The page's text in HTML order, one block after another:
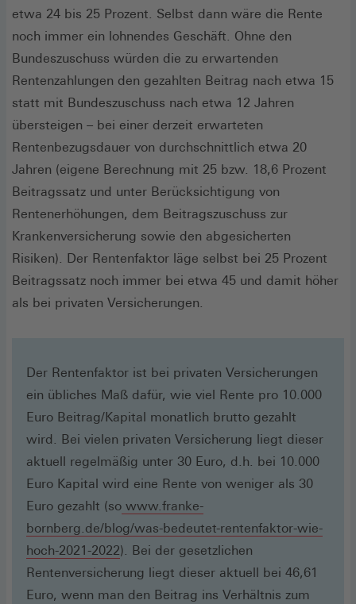
etwa 24 bis 25 Prozent. Selbst dann wäre die Rente
noch immer ein lohnendes Geschäft. Ohne den
Bundeszuschuss würden die zu erwartenden
Rentenzahlungen den gezahlten Beitrag nach etwa 15
statt mit Bundeszuschuss nach etwa 12 Jahren
übersteigen – bei einer derzeit erwarteten
Rentenbezugsdauer von durchschnittlich etwa 20
Jahren (eigene Berechnung mit 25 bzw. 18,6 Prozent
Beitragssatz und unter Berücksichtigung von
Rentenerhöhungen, dem Beitragszuschuss zur
Krankenversicherung sowie den abgesicherten
Risiken). Der Rentenfaktor läge selbst bei 25 Prozent
Beitragssatz noch immer bei etwa 45 und damit höher
als bei privaten Versicherungen.
Der Rentenfaktor ist bei privaten Versicherungen
ein übliches Maß dafür, wie viel Rente pro 10.000
Euro Beitrag/Kapital monatlich brutto gezahlt
wird. Bei vielen privaten Versicherung liegt dieser
aktuell regelmäßig unter 30 Euro, d.h. bei 10.000
Euro Kapital wird eine Rente von weniger als 30
Euro gezahlt (so www.franke-
bornberg.de/blog/was-bedeutet-rentenfaktor-wie-
hoch-2021-2022(Öffnet
in
einem
). Bei der gesetzlichen
Rentenversicherung liegt dieser aktuell bei 46,61
Euro, wenn man den Beitrag ins Verhältnis zum